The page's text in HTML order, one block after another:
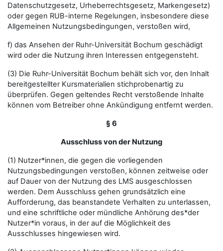
Datenschutzgesetz, Urheberrechtsgesetz, Markengesetz)
oder gegen RUB-interne Regelungen, insbesondere diese
Allgemeinen Nutzungsbedingungen, verstoßen wird,
f) das Ansehen der Ruhr-Universität Bochum geschädigt
wird oder die Nutzung ihren Interessen entgegensteht.
(3) Die Ruhr-Universität Bochum behält sich vor, den Inhalt
bereitgestellter Kursmaterialien stichprobenartig zu
überprüfen. Gegen geltendes Recht verstoßende Inhalte
können vom Betreiber ohne Ankündigung entfernt werden.
§ 6
Ausschluss von der Nutzung
(1) Nutzer*innen, die gegen die vorliegenden
Nutzungsbedingungen verstoßen, können zeitweise oder
auf Dauer von der Nutzung des LMS ausgeschlossen
werden. Dem Ausschluss gehen grundsätzlich eine
Aufforderung, das beanstandete Verhalten zu unterlassen,
und eine schriftliche oder mündliche Anhörung des*der
Nutzer*in voraus, in der auf die Möglichkeit des
Ausschlusses hingewiesen wird.